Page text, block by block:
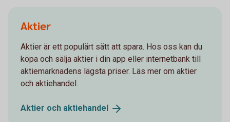
Aktier
Aktier är ett populärt sätt att spara. Hos oss kan du
köpa och sälja aktier i din app eller internetbank till
aktiemarknadens lägsta priser. Läs mer om aktier
och aktiehandel.
Aktier och aktiehandel